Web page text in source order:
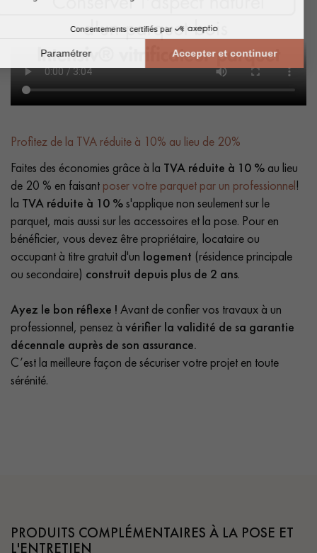
Profitez de la TVA réduite à 10% au lieu de 20%
Faites des économies grâce à la TVA réduite à 10 % au lieu
de 20 % en faisant poser votre parquet par un professionnel!
la TVA réduite à 10 %s'applique non seulement sur le
parquet, mais aussi sur les accessoires et la pose. Pour en
bénéficier, vous devez être propriétaire, locataire ou
occupant à titre gratuit d'un logement (résidence principale
ou secondaire) construit depuis plus de 2 ans.
Ayez le bon réflexe ! Avant de confier vos travaux à un
professionnel, pensez à vérifier la validité de sa garantie
décennale auprès de son assurance.
C’est la meilleure façon de sécuriser votre projet en toute
sérénité.
PRODUITS COMPLÉMENTAIRES À LA POSE ET
L'ENTRETIEN